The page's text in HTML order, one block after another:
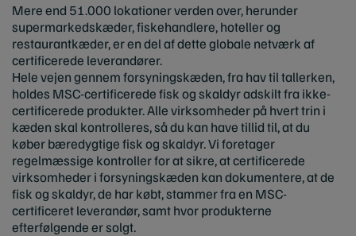
Mere end 51.000 lokationer verden over, herunder
supermarkedskæder, fiskehandlere, hoteller og
restaurantkæder, er en del af dette globale netværk af
certificerede leverandører.
Hele vejen gennem forsyningskæden, fra hav til tallerken,
holdes MSC-certificerede fisk og skaldyr adskilt fra ikke-
certificerede produkter. Alle virksomheder på hvert trin i
kæden skal kontrolleres, så du kan have tillid til, at du
køber bæredygtige fisk og skaldyr. Vi foretager
regelmæssige kontroller for at sikre, at certificerede
virksomheder i forsyningskæden kan dokumentere, at de
fisk og skaldyr, de har købt, stammer fra en MSC-
certificeret leverandør, samt hvor produkterne
efterfølgende er solgt.